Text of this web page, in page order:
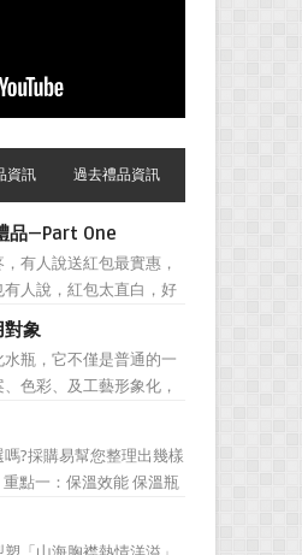
資訊 過去禮品資訊
品—Part One
有人說送紅包最實惠，
人說，紅包太直白，好
而，挑選結婚禮物卻一
反而怕有影響友誼什麼
婚禮品攻略，希望能為
對象
瓶，它不僅是普通的一
色彩、及工藝形象化，
司的品牌，也體現公司
方的感激之情。此外，
瓶也含有虛懷若谷、有
?採購易幫您整理出幾樣
點一：保溫效能 保溫瓶
據，建議挑選至少6hr且
一鍵開蓋v.s.旋轉開蓋